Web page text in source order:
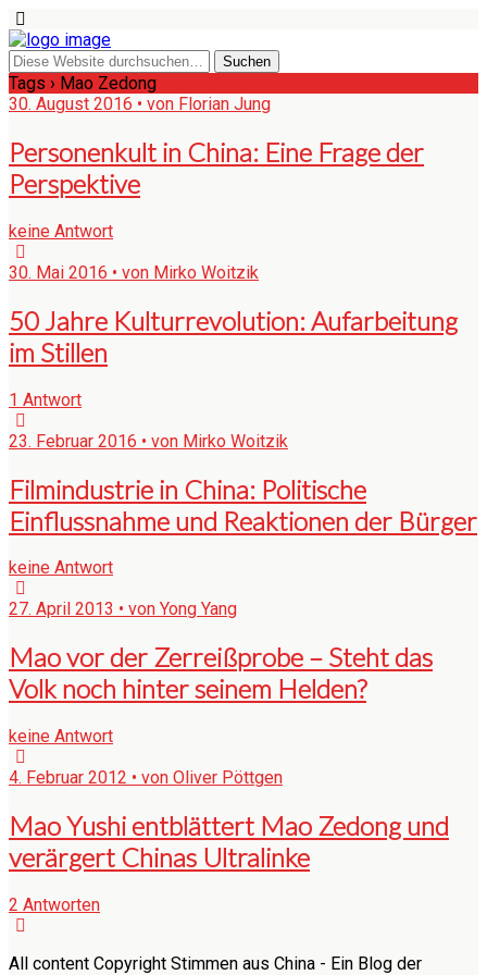
Tags › Mao Zedong
30. August 2016 • von Florian Jung
Personenkult in China: Eine Frage der
Perspektive
keine Antwort
30. Mai 2016 • von Mirko Woitzik
50 Jahre Kulturrevolution: Aufarbeitung
im Stillen
1 Antwort
23. Februar 2016 • von Mirko Woitzik
Filmindustrie in China: Politische
Einflussnahme und Reaktionen der Bürger
keine Antwort
27. April 2013 • von Yong Yang
Mao vor der Zerreißprobe – Steht das
Volk noch hinter seinem Helden?
keine Antwort
4. Februar 2012 • von Oliver Pöttgen
Mao Yushi entblättert Mao Zedong und
verärgert Chinas Ultralinke
2 Antworten
All content Copyright Stimmen aus China - Ein Blog der